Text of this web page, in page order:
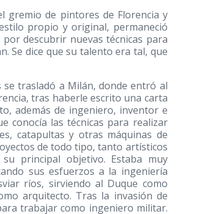
gremio de pintores de Florencia y
propio y original, permaneció
descubrir nuevas técnicas para
Se dice que su talento era tal, que
trasladó a Milán, donde entró al
tras haberle escrito una carta
además de ingeniero, inventor e
conocía las técnicas para realizar
catapultas y otras máquinas de
de todo tipo, tanto artísticos
principal objetivo. Estaba muy
sus esfuerzos a la ingeniería
ríos, sirviendo al Duque como
arquitecto. Tras la invasión de
trabajar como ingeniero militar.